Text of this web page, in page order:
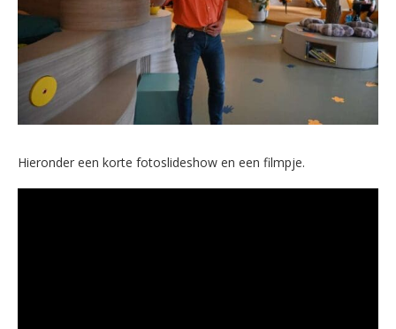
Hieronder een korte fotoslideshow en een filmpje.